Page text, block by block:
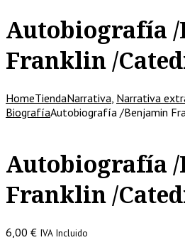
Autobiografía
Franklin /
HomeTiendaNarrativa Narrativa
BiografíaAutobiografía /Benjamin
Autobiografía
Franklin /
6,00 € IVA Incluido